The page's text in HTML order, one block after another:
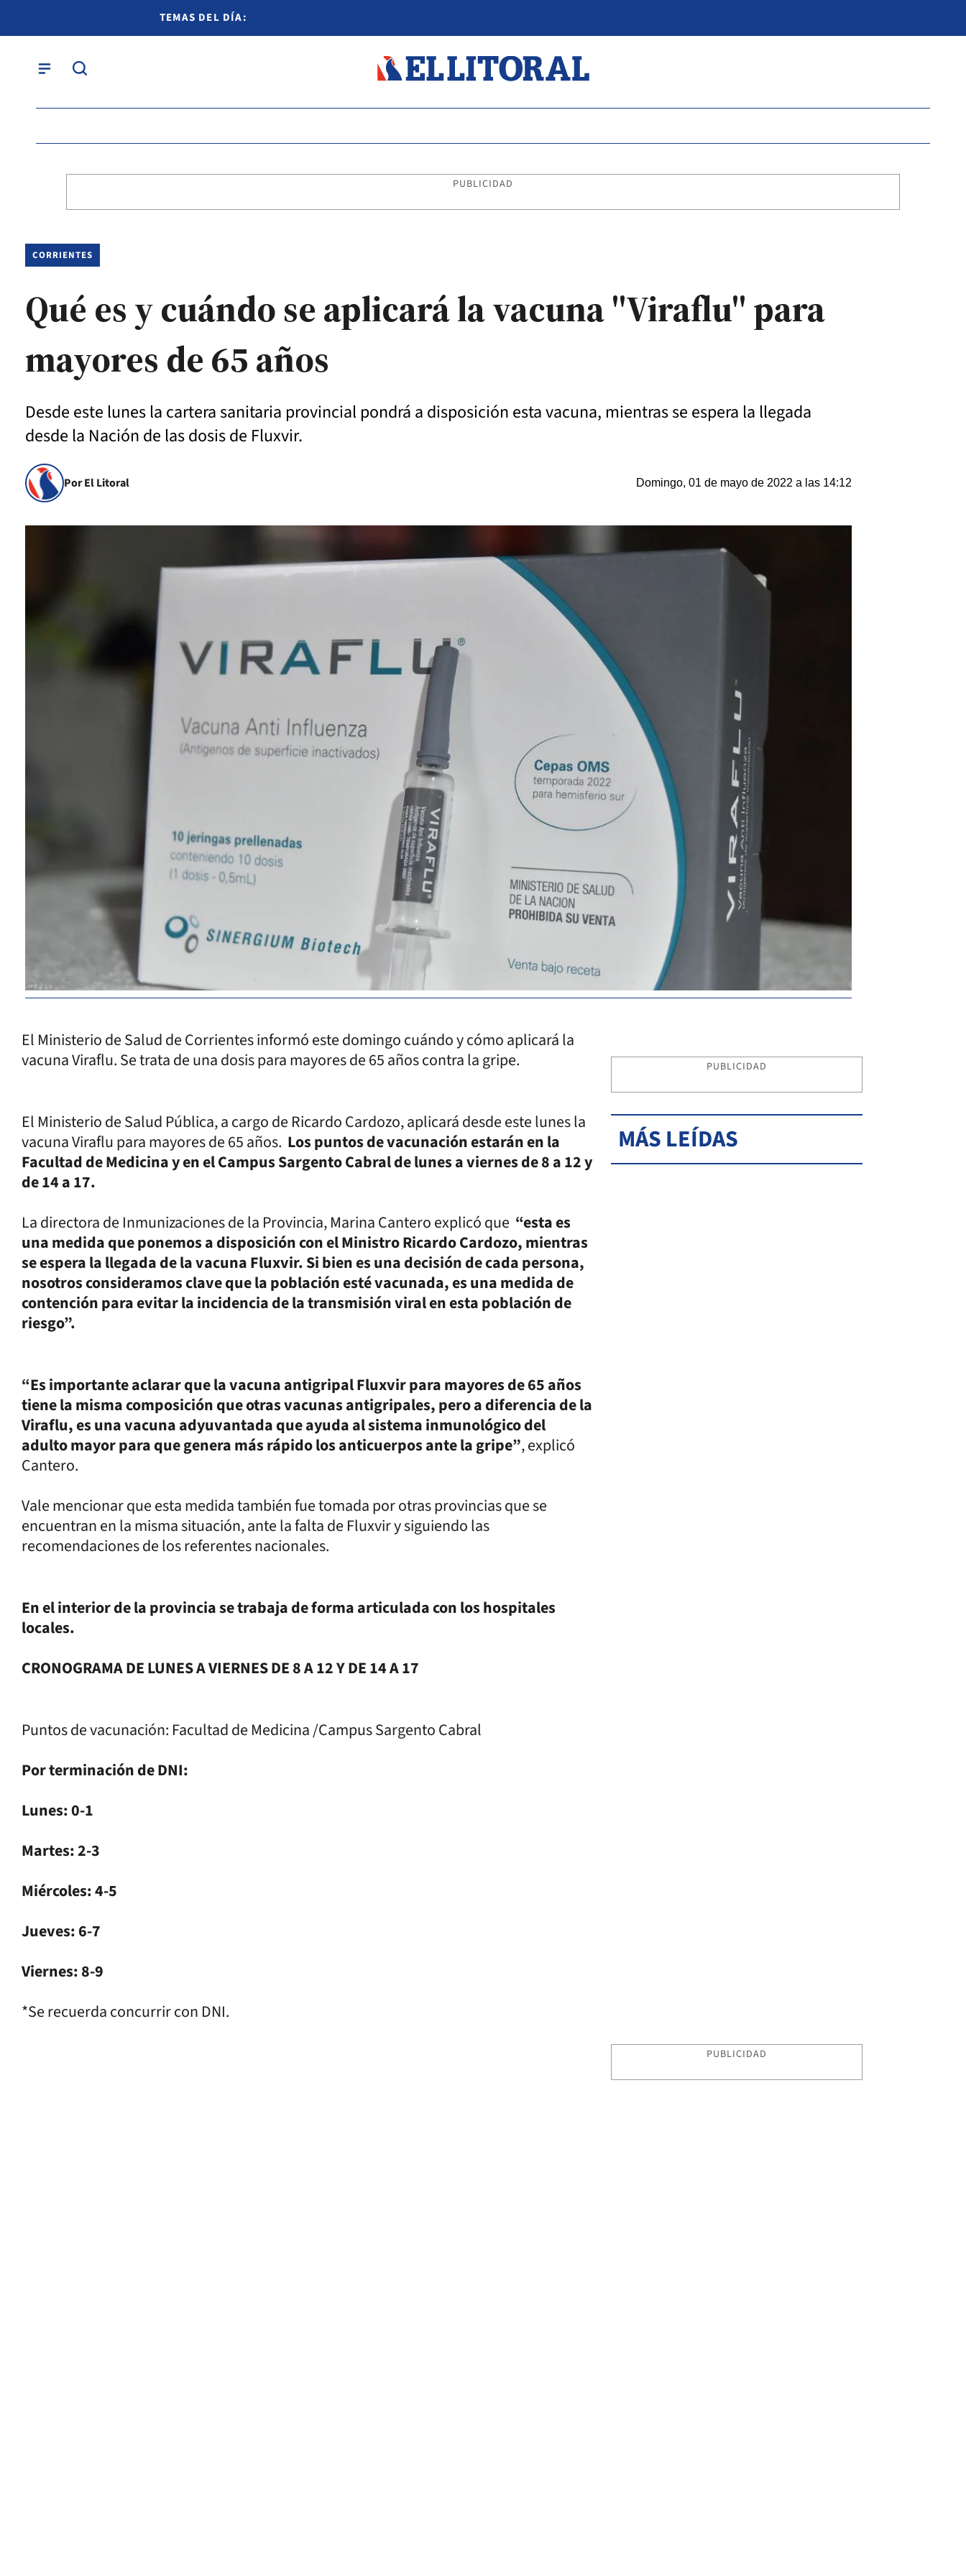
TEMAS DEL DÍA:
PUBLICIDAD
CORRIENTES
Qué es y cuándo se aplicará la vacuna "Viraflu" para
mayores de 65 años
Desde este lunes la cartera sanitaria provincial pondrá a disposición esta vacuna, mientras se espera la llegada
desde la Nación de las dosis de Fluxvir.
Por El Litoral Domingo, 01 de mayo de 2022 a las 14:12
El Ministerio de Salud de Corrientes informó este domingo cuándo y cómo aplicará la
vacuna Viraflu. Se trata de una dosis para mayores de 65 años contra la gripe.
El Ministerio de Salud Pública, a cargo de Ricardo Cardozo, aplicará desde este lunes la
vacuna Viraflu para mayores de 65 años. Los puntos de vacunación estarán en la
Facultad de Medicina y en el Campus Sargento Cabral de lunes a viernes de 8 a 12 y
de 14 a 17.
La directora de Inmunizaciones de la Provincia, Marina Cantero explicó que “esta es
una medida que ponemos a disposición con el Ministro Ricardo Cardozo, mientras
se espera la llegada de la vacuna Fluxvir. Si bien es una decisión de cada persona,
nosotros consideramos clave que la población esté vacunada, es una medida de
contención para evitar la incidencia de la transmisión viral en esta población de
riesgo”.
“Es importante aclarar que la vacuna antigripal Fluxvir para mayores de 65 años
tiene la misma composición que otras vacunas antigripales, pero a diferencia de la
Viraflu, es una vacuna adyuvantada que ayuda al sistema inmunológico del
adulto mayor para que genera más rápido los anticuerpos ante la gripe”, explicó
Cantero.
Vale mencionar que esta medida también fue tomada por otras provincias que se
encuentran en la misma situación, ante la falta de Fluxvir y siguiendo las
recomendaciones de los referentes nacionales.
En el interior de la provincia se trabaja de forma articulada con los hospitales
locales.
CRONOGRAMA DE LUNES A VIERNES DE 8 A 12 Y DE 14 A 17
Puntos de vacunación: Facultad de Medicina /Campus Sargento Cabral
Por terminación de DNI:
Lunes: 0-1
Martes: 2-3
Miércoles: 4-5
Jueves: 6-7
Viernes: 8-9
*Se recuerda concurrir con DNI.
PUBLICIDAD
MÁS LEÍDAS
PUBLICIDAD